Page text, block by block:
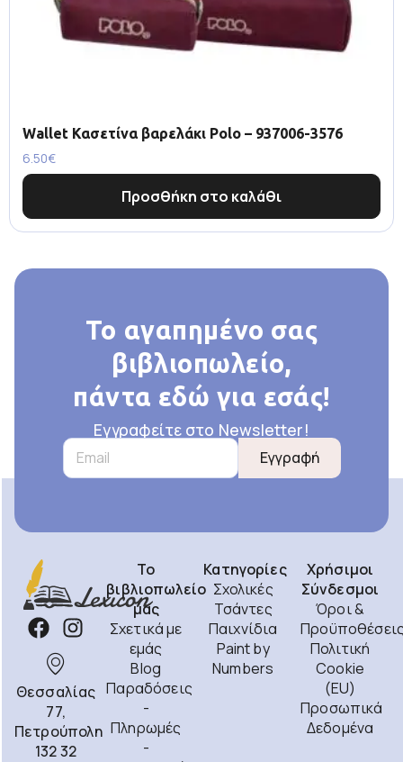
Wallet Κασετίνα βαρελάκι Polo – 937006-3576
6.50€
Προσθήκη στο καλάθι
Το αγαπημένο σας
βιβλιοπωλείο,
πάντα εδώ για εσάς!
Εγγραφείτε στο Newsletter!
Εγγραφή
Θεσσαλίας
77,
Πετρούπολη
132 32
Το
βιβλιοπωλείο
μας
Σχετικά με
εμάς
Blog
Παραδόσεις
-
Πληρωμές
-
Κατηγορίες
Σχολικές
Τσάντες
Παιχνίδια
Paint by
Numbers
Χρήσιμοι
Σύνδεσμοι
Όροι &
Πολιτική
Cookie
(EU)
Προσωπικά
Δεδομένα